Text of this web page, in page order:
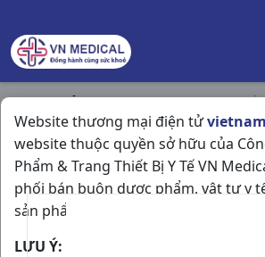
Website thương mại điện tử
website thuộc quyền sở hữu của
Phẩm & Trang Thiết Bị Y Tế VN
phối bán buôn dược phẩm, vật tư y
sản phẩm được phép lưu hành tại
LƯU Ý:
Trang chủ / Kháng Sinh - Kháng
Augxicine 625 H6vi10vn VDP